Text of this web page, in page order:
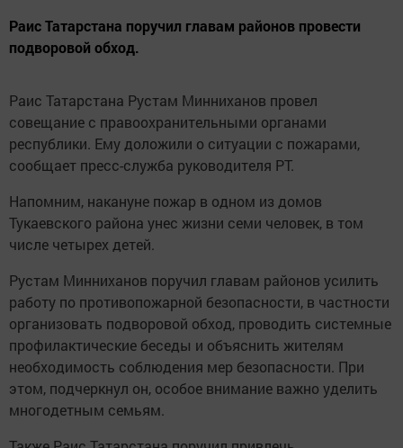
Раис Татарстана поручил главам районов провести
подворовой обход.
Раис Татарстана Рустам Минниханов провел
совещание с правоохранительными органами
республики. Ему доложили о ситуации с пожарами,
сообщает пресс-служба руководителя РТ.
Напомним, накануне пожар в одном из домов
Тукаевского района унес жизни семи человек, в том
числе четырех детей.
Рустам Минниханов поручил главам районов усилить
работу по противопожарной безопасности, в частности
организовать подворовой обход, проводить системные
профилактические беседы и объяснить жителям
необходимость соблюдения мер безопасности. При
этом, подчеркнул он, особое внимание важно уделить
многодетным семьям.